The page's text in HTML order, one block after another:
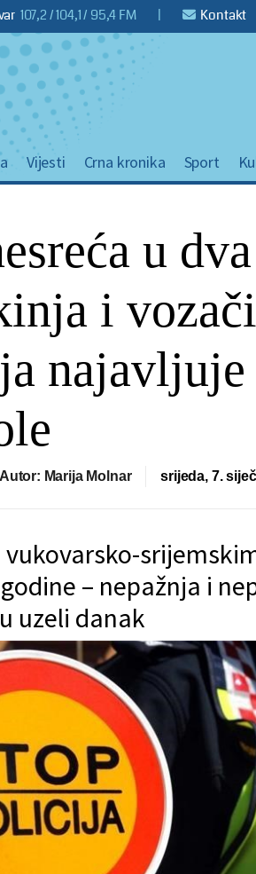
107,2 / 104,1 / 95,4 FM | Kontakt
Vijesti Crna kronika Sport
u
i
najavljuje
Autor: Marija Molnar srijeda, 7.
vukovarsko-
– nepažnja i
uzeli danak